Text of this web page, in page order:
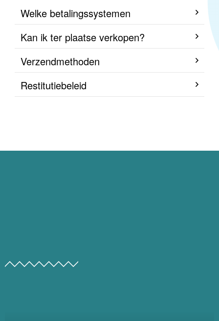
Welke betalingssystemen
Kan ik ter plaatse verkopen?
Verzendmethoden
Restitutiebeleid